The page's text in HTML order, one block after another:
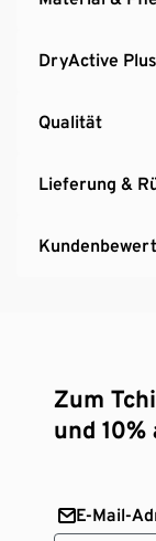
DryActive
Qualität
Lieferung &
Zum
und
E-Mail-